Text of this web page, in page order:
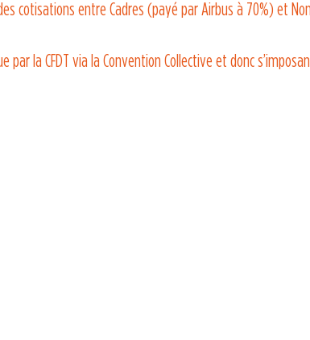
cotisations entre Cadres (payé par Airbus à 70%) et
par la CFDT via la Convention Collective et donc